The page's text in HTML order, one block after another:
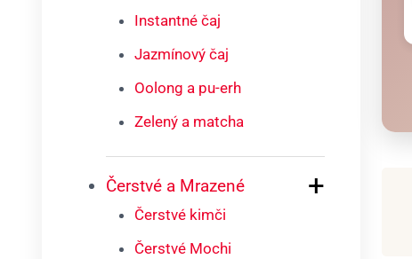
Instantné čaj
Jazmínový čaj
Oolong a pu-erh
Zelený a matcha
Čerstvé a Mrazené +
Čerstvé kimči
Čerstvé Mochi